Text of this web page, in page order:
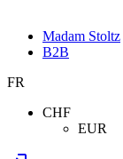
Madam Stoltz
B2B
FR
CHF
EUR